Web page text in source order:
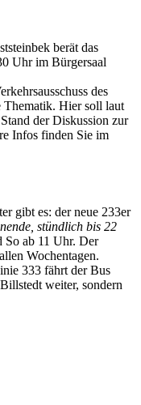
berät das
Uhr im Bürgersaal
des
Thematik. Hier soll laut
der Diskussion zur
Infos finden Sie im
gibt es: der neue 233er
stündlich bis 22
So ab 11 Uhr. Der
Wochentagen.
333 fährt der Bus
weiter, sondern